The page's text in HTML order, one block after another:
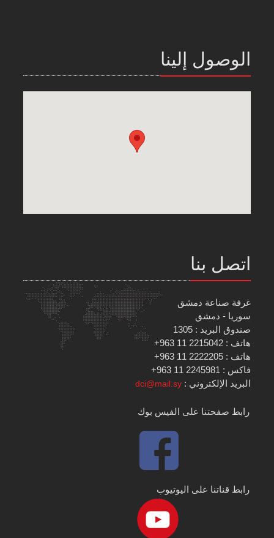
الوصول إلينا
اتصل بنا
غرفة صناعة دمشق
سوريا - دمشق
صندوق البريد : 1305
هاتف : 2215042 11 963+
هاتف : 2222205 11 963+
فاكس : 2245981 11 963+
البريد الإلكتروني :dci@mail.sy
رابط صفحتنا على الفيس بوك
رابط قناتنا على اليوتيوب